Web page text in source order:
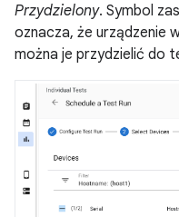
Przydzielony. Symbol
oznacza, że urządzenie
można je przydzielić do